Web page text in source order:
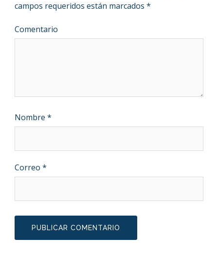
campos requeridos están marcados *
Comentario
Nombre *
Correo *